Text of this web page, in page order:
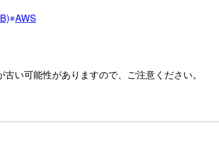
AWS
い可能性がありますので、ご注意ください。